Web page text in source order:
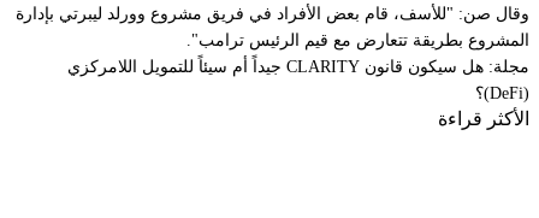
وقال صن: "للأسف، قام بعض الأفراد في فريق مشروع وورلد ليبرتي بإدارة
المشروع بطريقة تتعارض مع قيم الرئيس ترامب".
مجلة: هل سيكون قانون CLARITY جيداً أم سيئاً للتمويل اللامركزي
(DeFi)؟
الأكثر قراءة